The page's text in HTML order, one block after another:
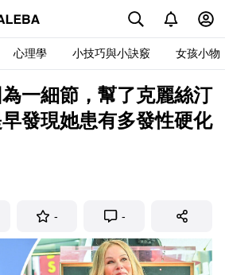
心理學 小技巧與小訣竅 女孩小物
一細節，幫了克麗絲汀
發現她患有多發性硬化
- -